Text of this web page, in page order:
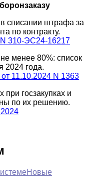
списании штрафа за
по контракту.
310-ЭС24-16217
не менее 80%: список
2024 года.
11.10.2024 N 1363
госзакупках и
по их решению.
Новые